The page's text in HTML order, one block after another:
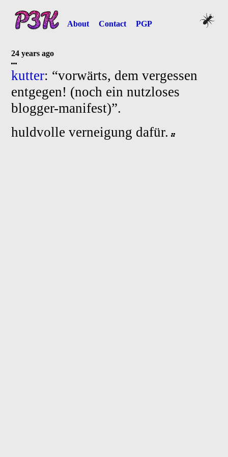
About Contact PGP
24 years ago
kutter: “vorwärts, dem vergessen
entgegen! (noch ein nutzloses
blogger-manifest)”.
huldvolle verneigung dafür.